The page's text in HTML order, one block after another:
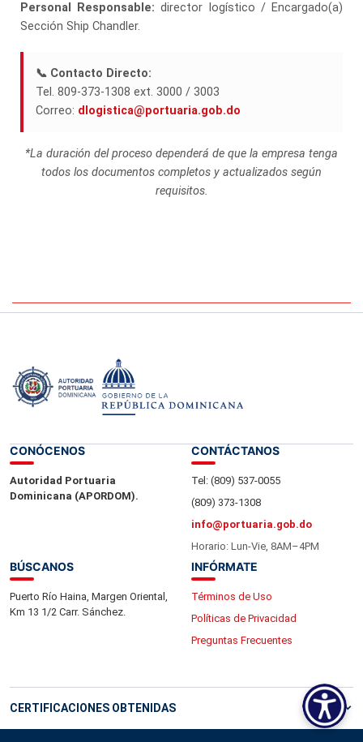
Personal Responsable: director logístico / Encargado(a)
Sección Ship Chandler.
📞 Contacto Directo:
Tel. 809-373-1308 ext. 3000 / 3003
Correo: dlogistica@portuaria.gob.do
*La duración del proceso dependerá de que la empresa tenga
todos los documentos completos y actualizados según
requisitos.
CONÓCENOS
Autoridad Portuaria
Dominicana (APORDOM).
CONTÁCTANOS
Tel: (809) 537-0055
(809) 373-1308
info@portuaria.gob.do
Horario: Lun-Vie, 8AM–4PM
BÚSCANOS
Puerto Río Haina, Margen Oriental,
Km 13 1/2 Carr. Sánchez.
INFÓRMATE
Términos de Uso
Políticas de Privacidad
Preguntas Frecuentes
CERTIFICACIONES OBTENIDAS